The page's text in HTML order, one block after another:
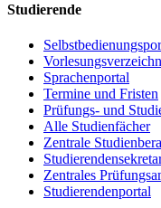
Studierende
Sprachenportal
Termine und Fristen
Prüfungs- und
Alle Studienfächer
Zentrale
Zentrales
Studierendenportal